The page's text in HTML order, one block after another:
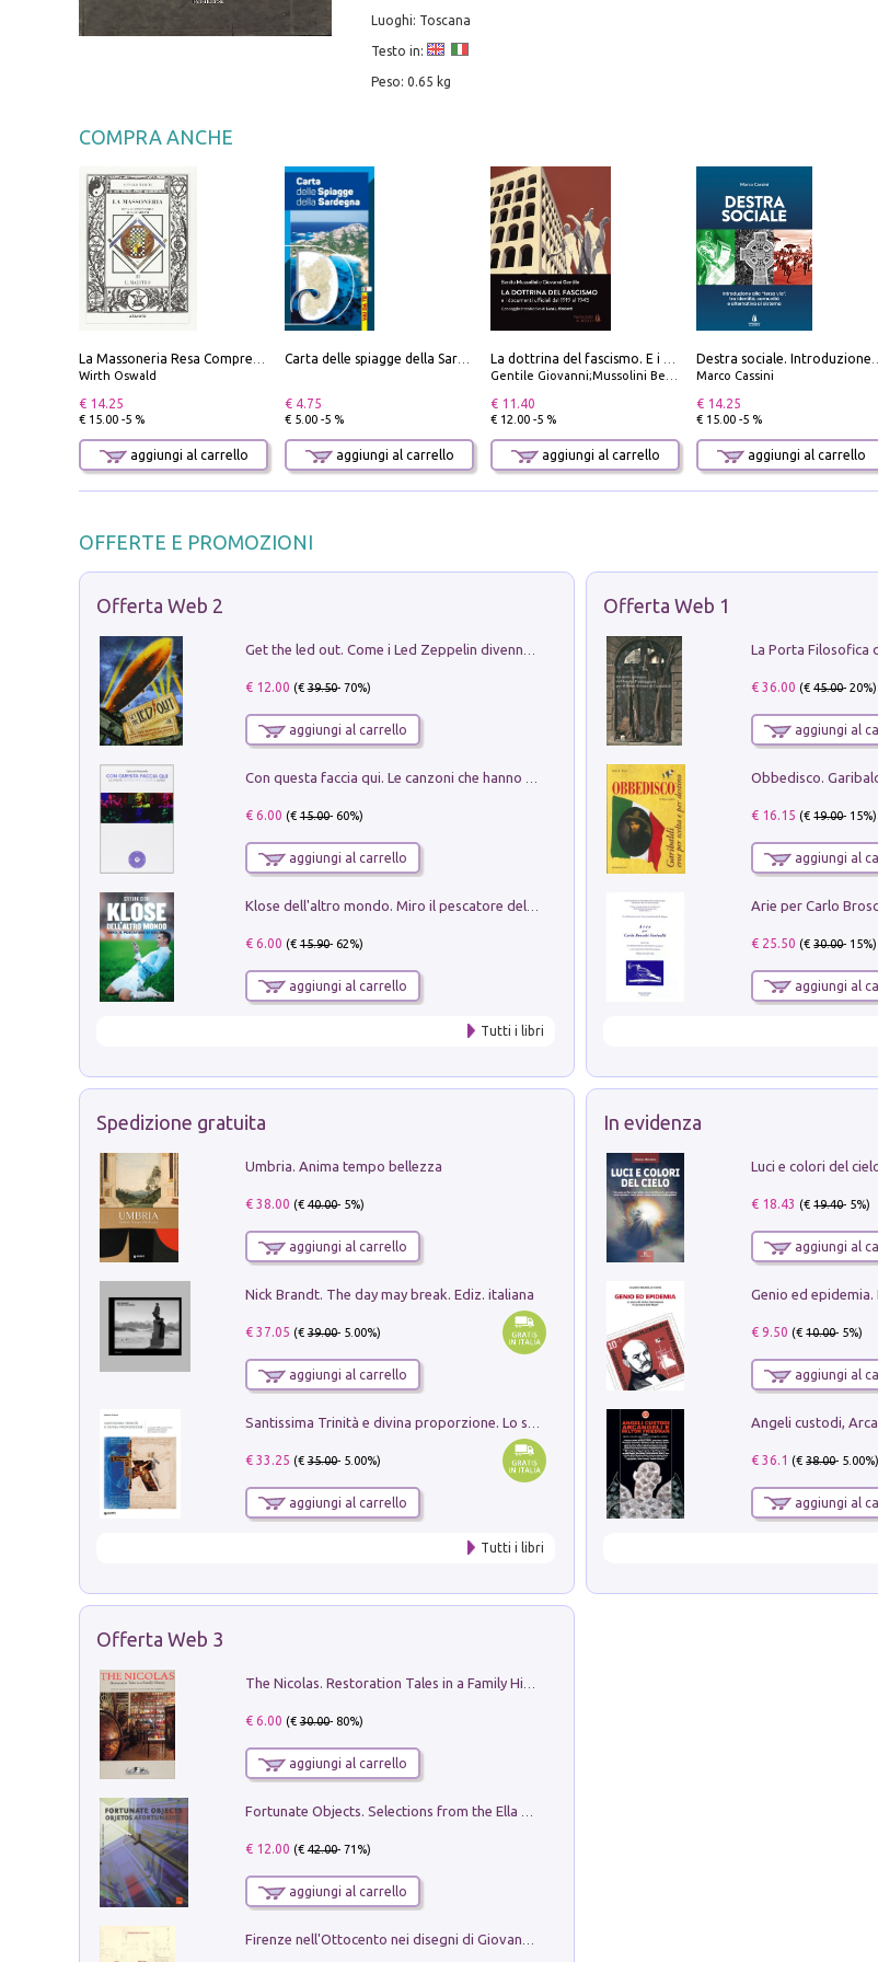
Luoghi: Toscana
Testo in:
Peso: 0.65 kg
COMPRA ANCHE
Wirth Oswald
€ 14.25
€ 15.00 -5 %
aggiungi al carrello
€ 4.75
€ 5.00 -5 %
aggiungi al carrello
Gentile Giovanni;Mussolini Benito
€ 11.40
€ 12.00 -5 %
aggiungi al carrello
Marco Cassini
€ 14.25
€ 15.00 -5 %
aggiungi al carrello
OFFERTE E PROMOZIONI
Offerta Web 2
€ 12.00 (€39.50- 70%)
aggiungi al carrello
€ 6.00 (€15.00- 60%)
aggiungi al carrello
Klose dell'altro mondo. Miro il pescatore del goal
€ 6.00 (€15.90- 62%)
aggiungi al carrello
Tutti i libri
Offerta Web 1
€ 36.00 (€45.00- 20%)
aggiungi al
€ 16.15 (€19.00- 15%)
aggiungi al
€ 25.50 (€30.00- 15%)
aggiungi al
Spedizione gratuita
Umbria. Anima tempo bellezza
€ 38.00 (€40.00- 5%)
aggiungi al carrello
Nick Brandt. The day may break. Ediz. italiana
€ 37.05 (€39.00- 5.00%)
aggiungi al carrello
€ 33.25 (€35.00- 5.00%)
aggiungi al carrello
Tutti i libri
In evidenza
€ 18.43 (€19.40- 5%)
aggiungi al
€ 9.50 (€10.00- 5%)
aggiungi al
Angeli custodi,
€ 36.1 (€38.00- 5.00%)
aggiungi al
Offerta Web 3
€ 6.00 (€30.00- 80%)
aggiungi al carrello
€ 12.00 (€42.00- 71%)
aggiungi al carrello